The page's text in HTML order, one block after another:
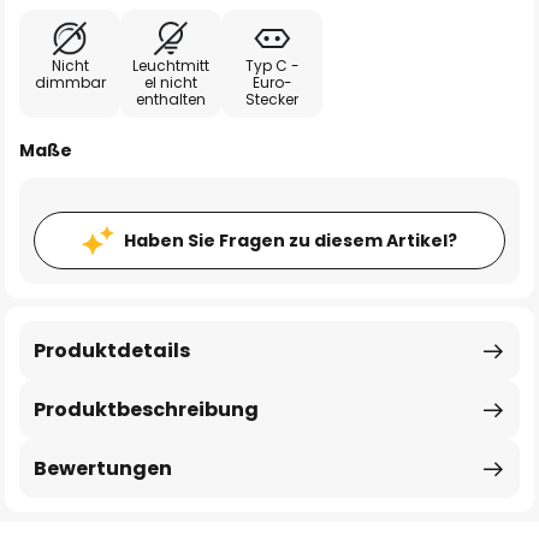
Nicht
dimmbar
Leuchtmitt
el nicht
enthalten
Typ C -
Euro-
Stecker
Maße
Haben Sie Fragen zu diesem Artikel?
Produktbeschreibung
Produktdetails
Bewertungen